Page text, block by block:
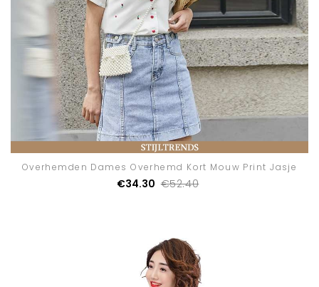
Overhemden Dames Overhemd Kort Mouw Print Jasje
€34.30 €52.40